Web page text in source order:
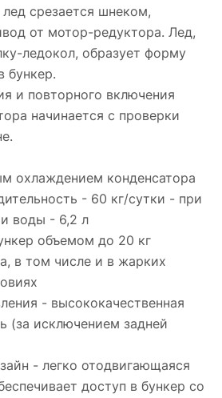
срезается шнеком,
от мотор-редуктора. Лед,
ледокол, образует форму
бункер.
и повторного включения
начинается с проверки
охлаждением конденсатора
- 60 кг/сутки - при
воды - 6,2 л
объемом до 20 кг
в том числе и в жарких
- высококачественная
(за исключением задней
- легко отодвигающаяся
доступ в бункер со